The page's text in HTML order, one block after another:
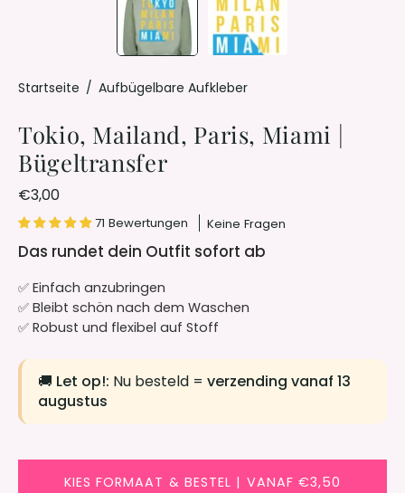
Startseite / Aufbügelbare Aufkleber
Tokio, Mailand, Paris, Miami |
Bügeltransfer
€3,00
71 Bewertungen Keine Fragen
Das rundet dein Outfit sofort ab
✅ Einfach anzubringen
✅ Bleibt schön nach dem Waschen
✅ Robust und flexibel auf Stoff
🚚 Let op!: Nu besteld = verzending vanaf 13
augustus
KIES FORMAAT & BESTEL | VANAF €3,50